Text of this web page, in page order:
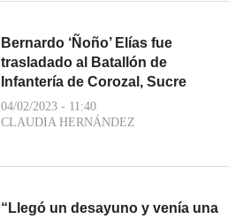
Bernardo ‘Ñoño’ Elías fue
trasladado al Batallón de
Infantería de Corozal, Sucre
04/02/2023 - 11:40
CLAUDIA HERNÁNDEZ
“Llegó un desayuno y venía una